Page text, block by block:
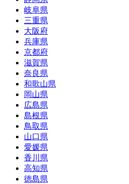
岐阜県
三重県
大阪府
兵庫県
京都府
滋賀県
奈良県
和歌山県
岡山県
広島県
島根県
鳥取県
山口県
愛媛県
香川県
高知県
徳島県